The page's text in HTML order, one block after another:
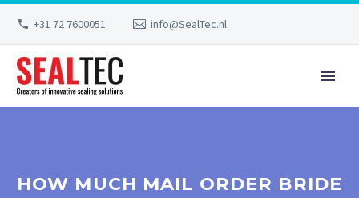
+31 72 7600051 info@SealTec.nl
HOW MUCH MAIL ORDER BRIDE